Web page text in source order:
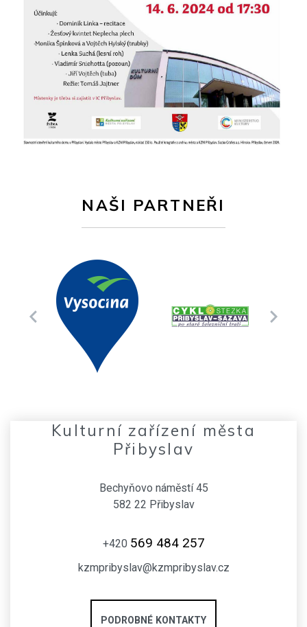
NAŠI PARTNEŘI
Kulturní zařízení města
Přibyslav
Bechyňovo náměstí 45
582 22 Přibyslav
+420 569 484 257
kzmpribyslav@kzmpribyslav.cz
PODROBNÉ KONTAKTY